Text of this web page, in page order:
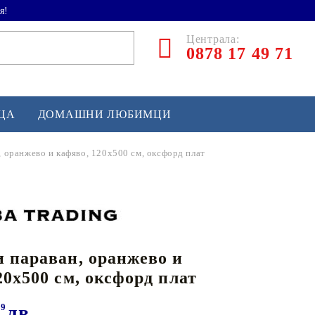
Централа:
0878 17 49 71
и софтбол
и лакрос
спортно оборудване
ДОМАШНИ ЛЮБИМЦИ
оранжево и кафяво, 120x500 см, оксфорд плат
параван, оранжево и
см, оксфорд плат